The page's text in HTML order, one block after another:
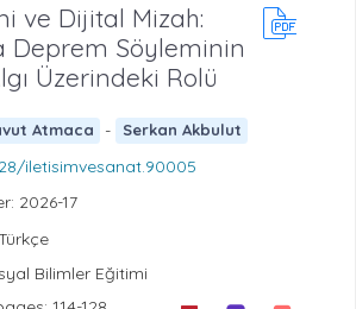
ve Dijital Mizah:
Deprem Söyleminin
Üzerindeki Rolü
Atmaca - Serkan Akbulut
iletisimvesanat.90005
2026-17
Bilimler Eğitimi